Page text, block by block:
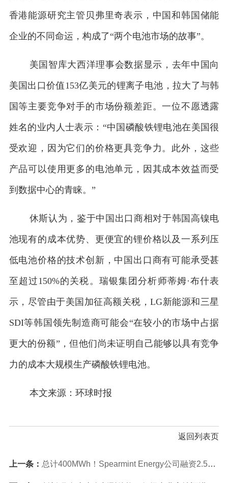
香港能源研究主管贝弗里奇表示，中国和韩国储能
企业的不同命运，构成了“两个电池市场的故事”。
美国智库大西洋理事会数据显示，去年中国向
美国出口价值153亿美元的锂离子电池，拉大了与韩
国等主要竞争对手的市场份额差距。一位不愿透露
姓名的业内人士表示：“中国磷酸铁锂电池在美国很
受欢迎，因为它们的价格更具竞争力。此外，这些
产品可以使用更多的电池单元，因其成本效益而受
到数据中心的青睐。”
休斯认为，鉴于中国出口商相对于韩国高镍电
池现有的成本优势、更便宜的锂价格以及一系列压
低电池价格的技术创新，中国出口商有可能承受甚
至超过150%的关税。瑞银集团分析师蒂姆·布什表
示，尽管由于美国加征高额关税，LG新能源和三星
SDI等韩国领先制造商可能会“在较小的市场中占据
更大的份额”，但他们尚未证明自己能够以具有竞争
力的成本大规模生产磷酸铁锂电池。
本文来源：环球时报
返回列表页
上一条： 总计400MWh！Spearmint Energy公司融资2.5亿美元计划部署两个电池储能项目